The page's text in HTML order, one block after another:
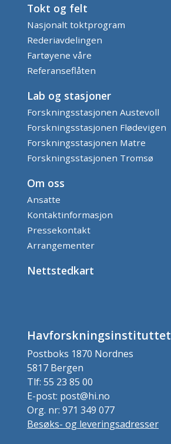
Tokt og felt
Nasjonalt toktprogram
Rederiavdelingen
Fartøyene våre
Referanseflåten
Lab og stasjoner
Forskningsstasjonen Austevoll
Forskningsstasjonen Flødevigen
Forskningsstasjonen Matre
Forskningsstasjonen Tromsø
Om oss
Ansatte
Kontaktinformasjon
Pressekontakt
Arrangementer
Nettstedkart
Havforskningsinstituttet
Postboks 1870 Nordnes
5817 Bergen
Tlf: 55 23 85 00
E-post: post@hi.no
Org. nr: 971 349 077
Besøks- og leveringsadresser